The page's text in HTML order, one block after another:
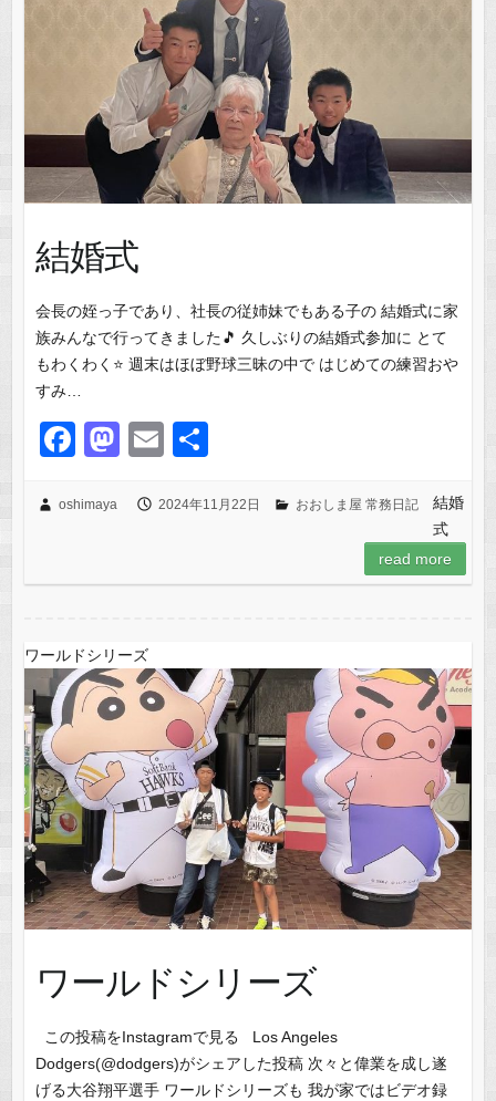
結婚式
会長の姪っ子であり、社長の従姉妹でもある子の 結婚式に家
族みんなで行ってきました🎵 久しぶりの結婚式参加に とて
もわくわく⭐️ 週末はほぼ野球三昧の中で はじめての練習おや
すみ…
F
c
b
o
k
M
st
d
n
E
ail
oshimaya 2024年11月22日 おおしま屋 常務日記
結婚
式
read more
ワールドシリーズ
ワールドシリーズ
この投稿をInstagramで見る Los Angeles
Dodgers(@dodgers)がシェアした投稿 次々と偉業を成し遂
げる大谷翔平選手 ワールドシリーズも 我が家ではビデオ録